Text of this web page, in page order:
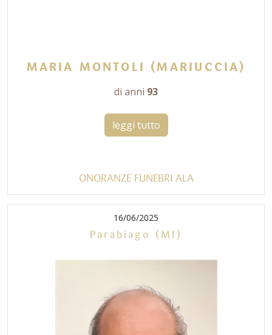
MARIA MONTOLI (MARIUCCIA)
di anni 93
leggi tutto
ONORANZE FUNEBRI ALA
16/06/2025
Parabiago (MI)